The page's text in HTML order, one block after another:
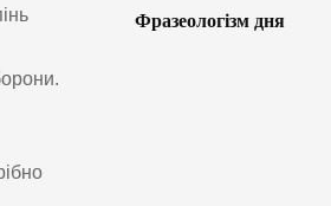
Фразеологізм дня